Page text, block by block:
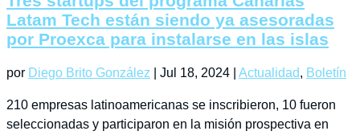
Tres startups del programa Canarias
Latam Tech están siendo ya asesoradas
por Proexca para instalarse en las islas
por Diego Brito González | Jul 18, 2024 |Actualidad ,
210 empresas latinoamericanas se inscribieron, 10 fueron